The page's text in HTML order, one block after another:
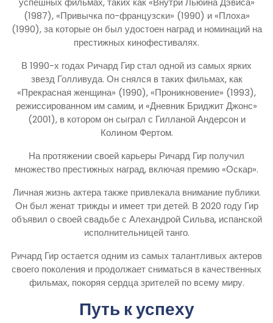
(1987), «Привычка по-французски» (1990) и «Плоха»
(1990), за которые он был удостоен наград и номинаций на
престижных кинофестивалях.
В 1990-х годах Ричард Гир стал одной из самых ярких
звезд Голливуда. Он снялся в таких фильмах, как
«Прекрасная женщина» (1990), «Проникновение» (1993),
режиссированном им самим, и «Дневник Бриджит Джонс»
(2001), в котором он сыграл с Гилланой Андерсон и
Колином Фертом.
На протяжении своей карьеры Ричард Гир получил
множество престижных наград, включая премию «Оскар».
Личная жизнь актера также привлекала внимание публики.
Он был женат трижды и имеет три детей. В 2020 году Гир
объявил о своей свадьбе с Алехандрой Сильва, испанской
исполнительницей танго.
Ричард Гир остается одним из самых талантливых актеров
своего поколения и продолжает сниматься в качественных
фильмах, покоряя сердца зрителей по всему миру.
Путь к успеху